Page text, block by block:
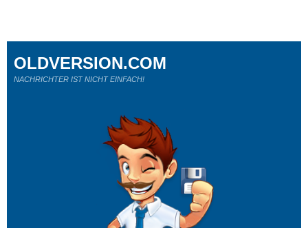
OLDVERSION.COM
NACHRICHTER IST NICHT EINFACH!